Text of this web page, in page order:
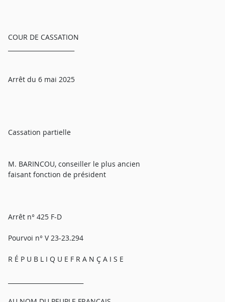
COUR DE CASSATION
Arrêt du 6 mai 2025
Cassation partielle
M. BARINCOU, conseiller le plus ancien
faisant fonction de président
Arrêt n° 425 F-D
Pourvoi n° V 23-23.294
R É P U B L I Q U E F R A N Ç A I S E